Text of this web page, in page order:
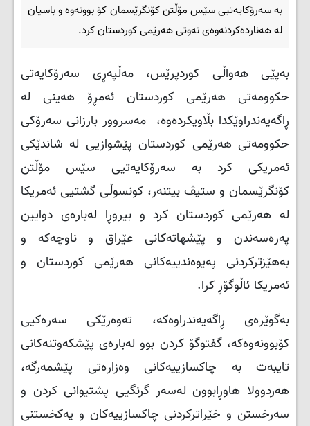
بە سەرۆکایەتیی سێس مۆڵتن کۆنگرێسمان كۆ بوونەوە و باسیان
لە هەناردەکردنەوەی نەوتی هەرێمی کوردستان كرد.
بەپێی هەواڵی کوردپرێس، مەڵپەڕی سەرۆكایەتی
حكوومەتی هەرێمی كوردستان ئەمڕۆ هەینی لە
ڕاگەیەندراوێكدا بڵاویكردەوە، مەسروور بارزانی سەرۆکی
حکوومەتی هەرێمی کوردستان پێشوازیی لە شاندێکی
ئەمریکی کرد بە سەرۆکایەتیی سێس مۆڵتن
کۆنگرێسمان و ستیڤ بیتنەر، کونسوڵی گشتیی ئەمریکا
لە هەرێمی کوردستان كرد و بیروڕا لەبارەی دوایین
پەرەسەندن و پێشهاتەکانی عێراق و ناوچەکە و
بەهێزترکردنی پەیوەندییەکانی هەرێمی کوردستان و
ئەمریکا ئاڵوگۆڕ کرا.
بەگوێرەی ڕاگەیەندراوەكە، تەوەرێکی سەرەکیی
کۆبوونەوەکە، گفتوگۆ کردن بوو لەبارەی پێشکەوتنەکانی
تایبەت بە چاکسازییەکانی وەزارەتی پێشمەرگە،
هەردوولا هاوڕابوون لەسەر گرنگیی پشتیوانی کردن و
سەرخستن و خێراترکردنی چاکسازییەکان و یەکخستنی